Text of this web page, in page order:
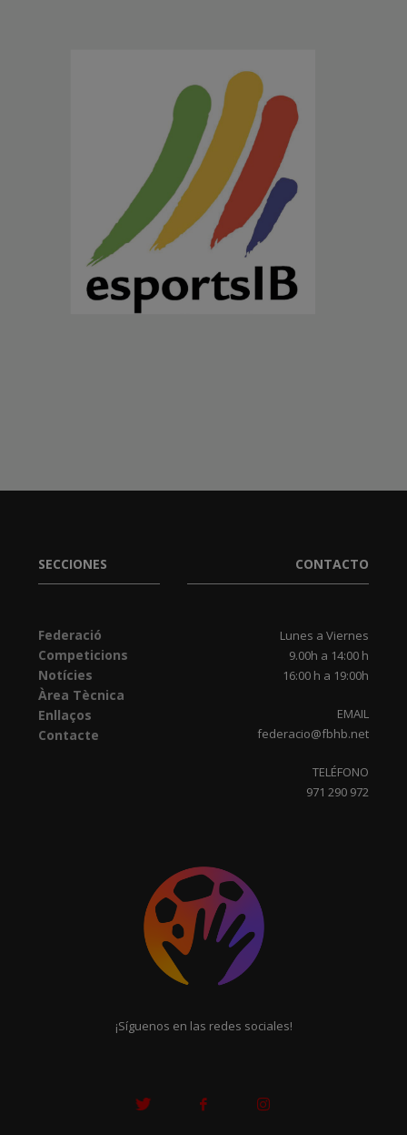
SECCIONES
Federació
Competicions
Notícies
Àrea Tècnica
Enllaços
Contacte
CONTACTO
Lunes a Viernes
9.00h a 14:00 h
16:00 h a 19:00h
EMAIL
federacio@fbhb.net
TELÉFONO
971 290 972
¡Síguenos en las redes sociales!